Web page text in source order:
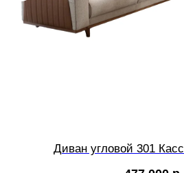
Диван угловой 301